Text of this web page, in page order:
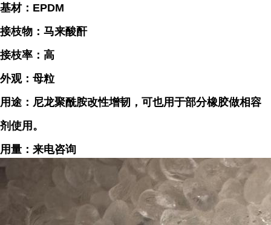
基材：EPDM
接枝物：马来酸酐
接枝率：高
外观：母粒
用途：尼龙聚酰胺改性增韧，可也用于部分橡胶做相容
剂使用。
用量：来电咨询